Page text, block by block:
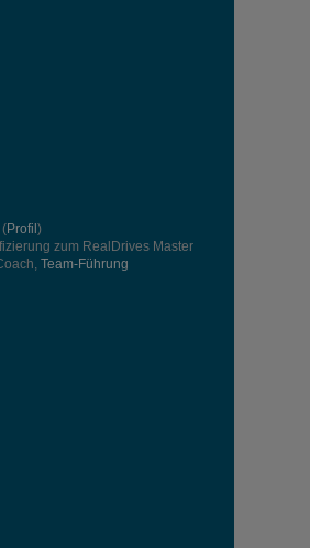
(Profil)
zum RealDrives Master
Team-Führung